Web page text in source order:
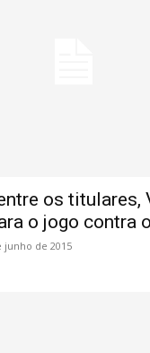
os titulares,
o jogo contra
junho de 2015